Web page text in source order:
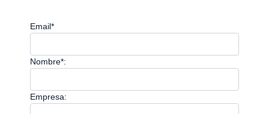
Email*
Nombre*:
Empresa: